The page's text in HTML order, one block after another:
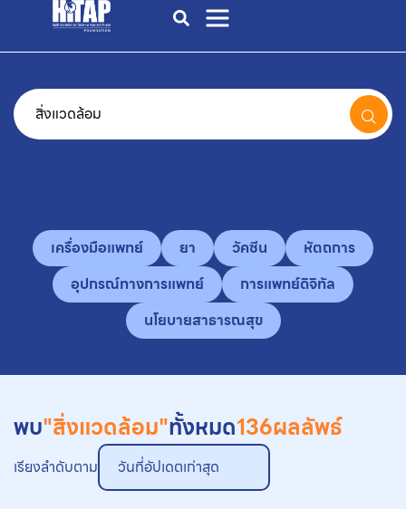
เครื่องมือแพทย์ ยา วัคซีน
หัตถการ
อุปกรณ์ทางการแพทย์
การแพทย์ดิจิทัล
นโยบายสาธารณสุข
พบ"สิ่งแวดล้อม"ทั้งหมด136ผลลัพธ์
เรียงลำดับตาม วันที่อัปเดตเก่าสุด